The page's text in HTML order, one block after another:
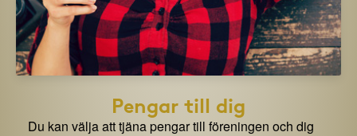
Pengar till dig
Du kan välja att tjäna pengar till föreningen och dig